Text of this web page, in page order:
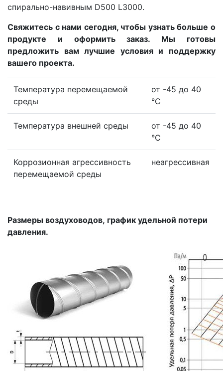
спирально-навивным D500 L3000.
Свяжитесь с нами сегодня, чтобы узнать больше о
продукте и оформить заказ. Мы готовы
предложить вам лучшие условия и поддержку
вашего проекта.
Температура перемещаемой
среды
от -45 до 40
°С
Температура внешней среды
от -45 до 40
°С
Коррозионная агрессивность
перемещаемой среды
неагрессивная
Размеры воздуховодов, график удельной потери
давления.